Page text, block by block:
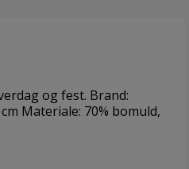
og fest. Brand:
Materiale: 70% bomuld,